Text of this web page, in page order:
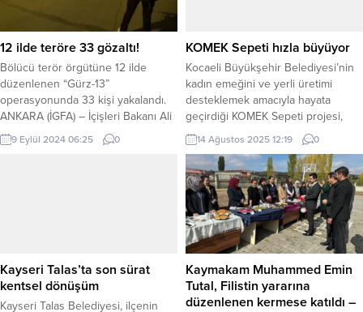
Ziyaretlerde Yalova Belediye
Başkanı Mehmet Gürel’in selamları
ile birlikte hediyeleri ulaştıran
ekipler, özel bireylerin...
bankacılık hizmetlerine kadar...
12 ilde teröre 33 gözaltı!
Bölücü terör örgütüne 12 ilde
düzenlenen “Gürz-13”
operasyonunda 33 kişi yakalandı.
ANKARA (İGFA) – İçişleri Bakanı Ali
Yerlikaya, Emniyet Genel
Müdürlüğü TEM Daire Başkanlığı
Şanlıurfa ve Van’da bölücü terör
örgütüne...
9 Eylül 2024 06:25 0
KOMEK Sepeti hızla büyüyor
Kocaeli Büyükşehir Belediyesi’nin
kadın emeğini ve yerli üretimi
desteklemek amacıyla hayata
geçirdiği KOMEK Sepeti projesi,
yeni bir mağazayla daha da
büyüyor. KOCAELİ (İGFA) –
Ormanya ve Darıca mağazalarının
ardından, Kocaeli İzmit Milli İrade
Meydanı’nda açılan “KOMEK Sepeti
Meydan Store”, hem görsel estetiği
hem de sunduğu ürün çeşitliliğiyle
dikkat çekiyor. DÖRT...
14 Ağustos 2025 12:19 0
Kayseri Talas’ta son sürat
kentsel dönüşüm
Kayseri Talas Belediyesi, ilçenin
Kaymakam Muhammed Emin
Tutal, Filistin yararına
düzenlenen kermese katıldı –